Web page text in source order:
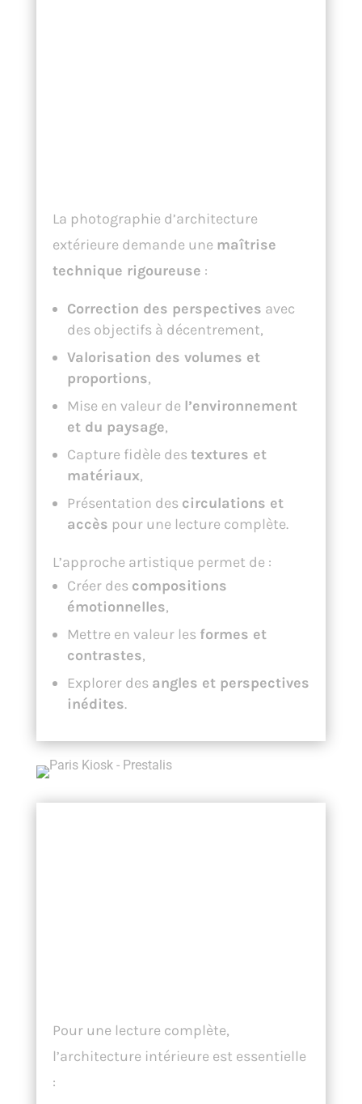
La photographie d’architecture
extérieure demande une maîtrise
technique rigoureuse :
Correction des perspectives avec
des objectifs à décentrement,
Valorisation des volumes et
proportions,
Mise en valeur de l’environnement
et du paysage,
Capture fidèle destextures et
matériaux,
Présentation des circulations et
accès pour une lecture complète.
L’approche artistique permet de :
Créer des compositions
émotionnelles,
Mettre en valeur les formes et
contrastes,
Explorer des angles et perspectives
inédites.
Pour une lecture complète,
l’architecture intérieure est essentielle
: